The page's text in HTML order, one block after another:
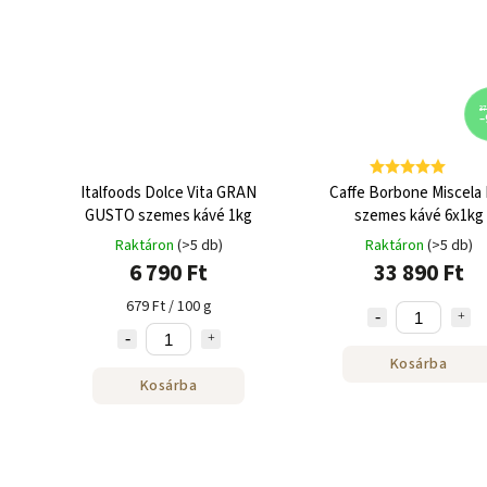
Italfoods Dolce Vita GRAN
GUSTO szemes kávé 1kg
Raktáron (>5 db)
6 790 Ft
679 Ft / 100 g
Kosárba
37
Caffe Borbone Miscela
szemes kávé 6x1kg
Raktáron (>5 db)
33 890 Ft
Kosárba